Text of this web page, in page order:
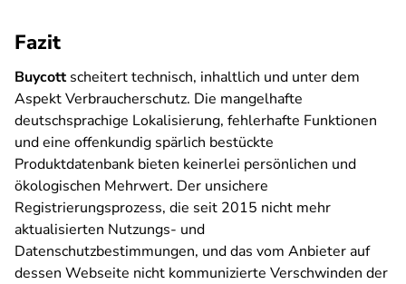
Fazit
Buycottscheitert technisch, inhaltlich und unter dem
Aspekt Verbraucherschutz. Die mangelhafte
deutschsprachige Lokalisierung, fehlerhafte Funktionen
und eine offenkundig spärlich bestückte
Produktdatenbank bieten keinerlei persönlichen und
ökologischen Mehrwert. Der unsichere
Registrierungsprozess, die seit 2015 nicht mehr
aktualisierten Nutzungs- und
Datenschutzbestimmungen, und das vom Anbieter auf
dessen Webseite nicht kommunizierte Verschwinden der